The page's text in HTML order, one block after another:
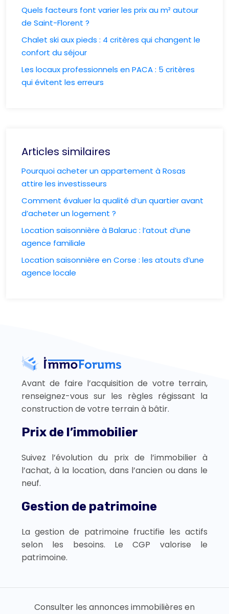
Quels facteurs font varier les prix au m² autour
de Saint-Florent ?
Chalet ski aux pieds : 4 critères qui changent le
confort du séjour
Les locaux professionnels en PACA : 5 critères
qui évitent les erreurs
Articles similaires
Pourquoi acheter un appartement à Rosas
attire les investisseurs
Comment évaluer la qualité d’un quartier avant
d’acheter un logement ?
Location saisonnière à Balaruc : l’atout d’une
agence familiale
Location saisonnière en Corse : les atouts d’une
agence locale
Avant de faire l’acquisition de votre terrain,
renseignez-vous sur les règles régissant la
construction de votre terrain à bâtir.
Prix de l’immobilier
Suivez l’évolution du prix de l’immobilier à
l’achat, à la location, dans l’ancien ou dans le
neuf.
Gestion de patrimoine
La gestion de patrimoine fructifie les actifs
selon les besoins. Le CGP valorise le
patrimoine.
Consulter les annonces immobilières en